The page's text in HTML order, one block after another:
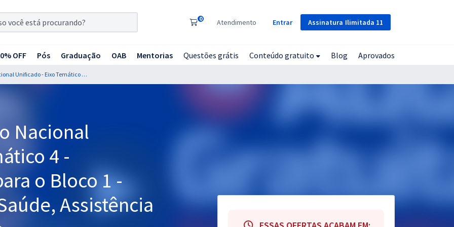
Assinatura Ilimitada 11
0 Atendimento Entrar
OFF Pós Graduação OAB Mentorias Questões grátis Conteúdo gratuito Blog Aprovados
CNU 2025 - Concurso Nacional Unificado - Eixo Temático 4 - Previdência Social para o Bloco 1 - Seguridade Social: Saúde, Assistência Social e Previdência
Nacional
4 -
o Bloco 1 -
Assistência